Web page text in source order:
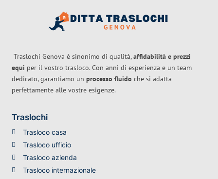
Traslochi Genova è sinonimo di qualità,affidabilità e prezzi
equi per il vostro trasloco. Con anni di esperienza e un team
dedicato, garantiamo un processo fluido che si adatta
perfettamente alle vostre esigenze.
Traslochi
Trasloco casa
Trasloco ufficio
Trasloco azienda
Trasloco internazionale